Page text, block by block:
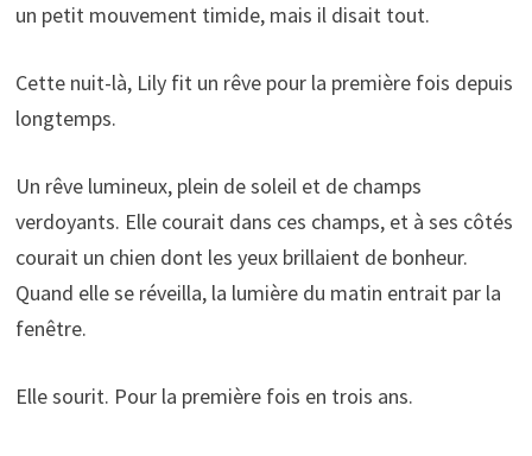
un petit mouvement timide, mais il disait tout.
Cette nuit-là, Lily fit un rêve pour la première fois depuis
longtemps.
Un rêve lumineux, plein de soleil et de champs
verdoyants. Elle courait dans ces champs, et à ses côtés
courait un chien dont les yeux brillaient de bonheur.
Quand elle se réveilla, la lumière du matin entrait par la
fenêtre.
Elle sourit. Pour la première fois en trois ans.